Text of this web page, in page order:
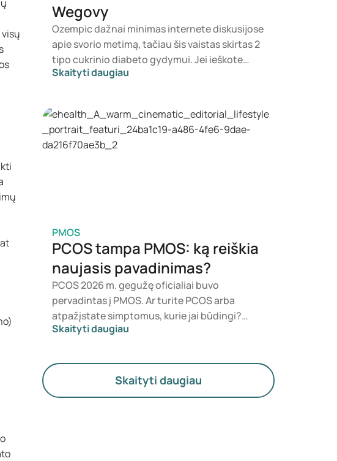
Wegovy
Ozempic dažnai minimas internete diskusijose
apie svorio metimą, tačiau šis vaistas skirtas 2
tipo cukrinio diabeto gydymui. Jei ieškote
gydymo, skirto svorio kontrolei, dažniau
tinkamiausia, sprendžia gydytojas,
atsižvelgdamas į jūsų sveikatos būklę, kūno
masės indeksą (KMI) ir vartojamus vaistus.
Skaityti daugiau
PMOS
PCOS tampa PMOS: ką reiškia
naujasis pavadinimas?
PCOS 2026 m. gegužę oficialiai buvo
pervadintas į PMOS. Ar turite PCOS arba
atpažįstate simptomus, kurie jai būdingi?
Mediciniškai niekas iš karto nesikeičia. Naujas
apykaitą ir kiaušidžių veiklą.
Skaityti daugiau
Skaityti daugiau